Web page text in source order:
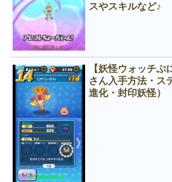
スやスキルなど♪
【妖怪ウォッチぷ
さん入手方法・ス
進化・封印妖怪）